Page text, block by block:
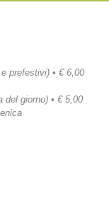
prefestivi) • € 6,00
del giorno) • € 5,00